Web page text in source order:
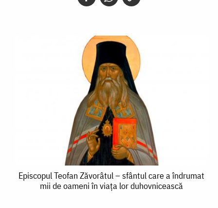
Episcopul
Teofan
Episcopul Teofan Zăvorâtul – sfântul care a îndrumat
mii de oameni în viaţa lor duhovnicească